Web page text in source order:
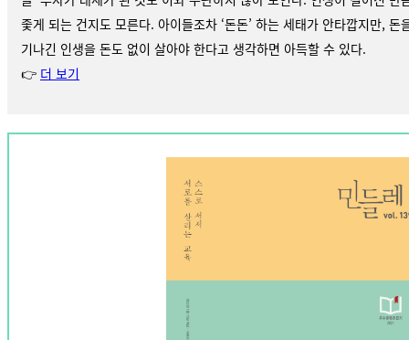
좇게 되는 건지도 모른다. 아이들조차 ‘돈돈’ 하는 세태가 안타깝지만, 돈
기나긴 인생을 돈도 없이 살아야 한다고 생각하면 아득할 수 있다.
👉 더 보기